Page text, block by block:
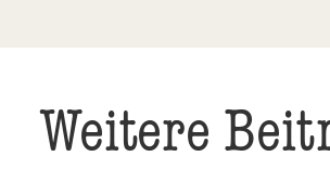
Weitere